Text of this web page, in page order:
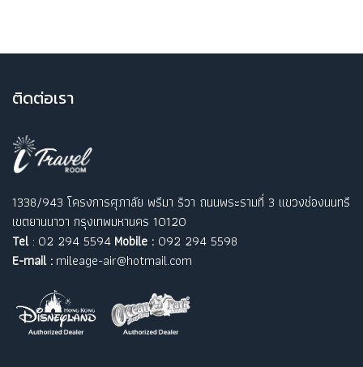
ติดต่อเรา
1338/943 โครงการศุภาลัย พรีมา ริวา ถนนพระรามที่ 3 แขวงช่องนนทรี
เขตยานนาวา กรุงเทพมหานคร 10120
Tel: 02 294 5594 Mobile : 092 294 5598
E-mail : mileage-air@hotmail.com